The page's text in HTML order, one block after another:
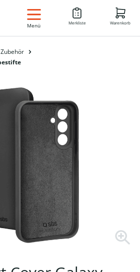
DE
Menü Merkliste Warenkorb
Zubehör